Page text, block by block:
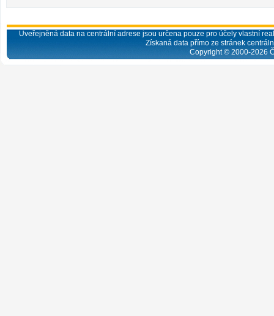
Uveřejněná data na centrální adrese jsou určena pouze pro účely vlastní
Získaná data přímo ze stránek
Copyright © 2000-2026